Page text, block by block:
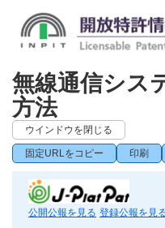
無線通信シス
方法
ウインドウを閉じる
固定URLをコピー 印刷
公開公報を見る 登録公報を見